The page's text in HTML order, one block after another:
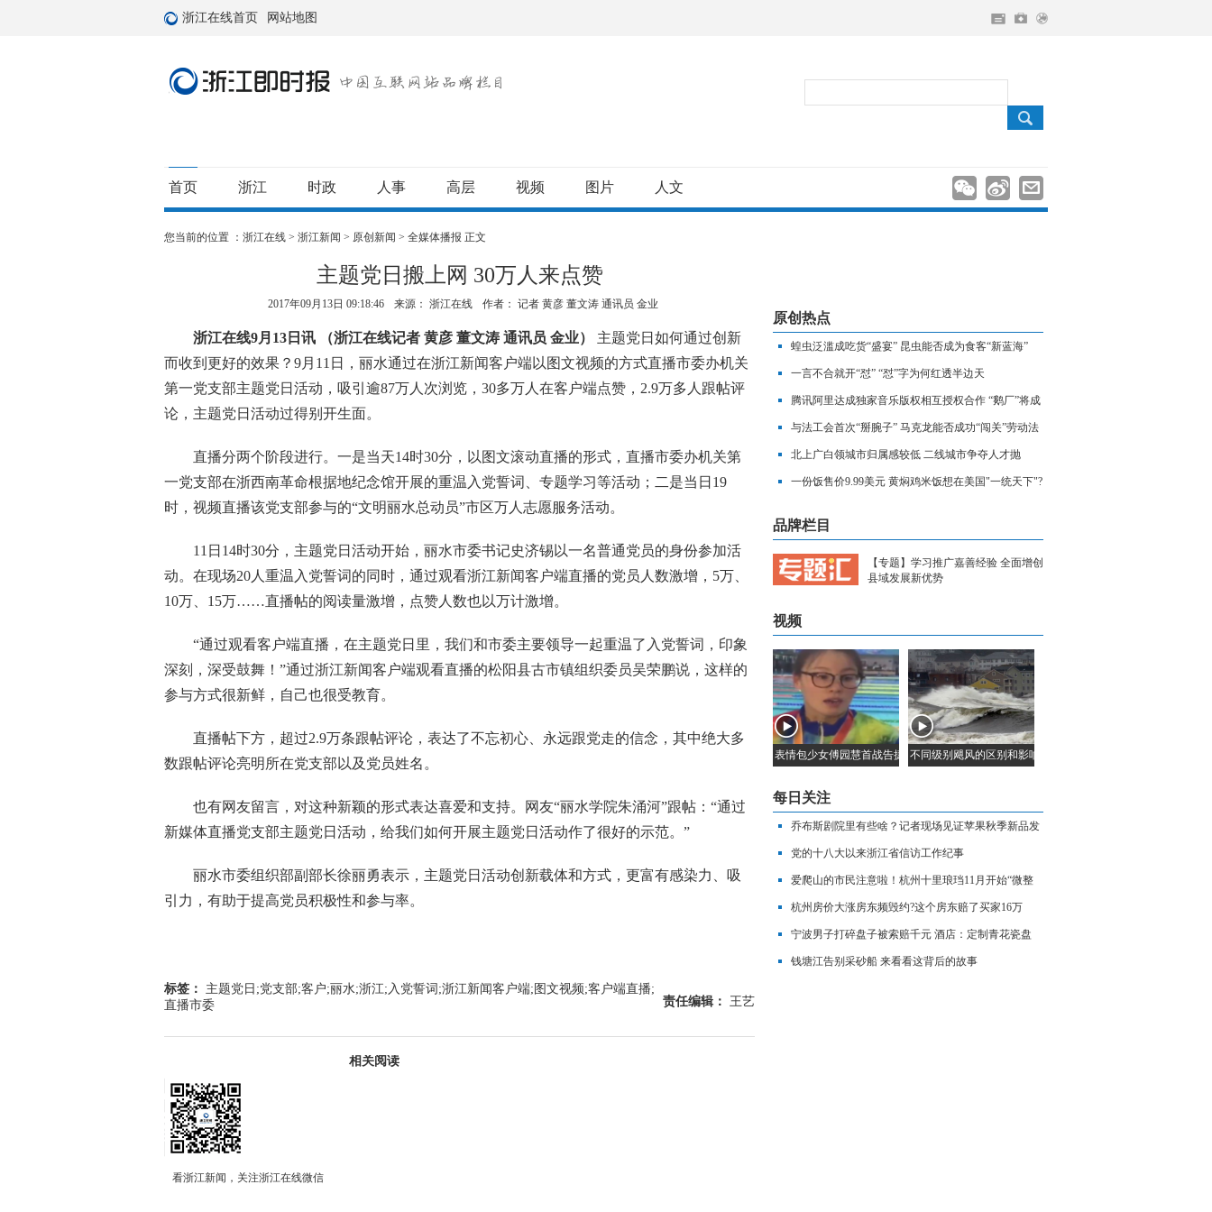
浙江在线首页 网站地图
首页 浙江 时政 人事 高层 视频 图片 人文
您当前的位置 ： 浙江在线 > 浙江新闻 > 原创新闻 > 全媒体播报 正文
主题党日搬上网 30万人来点赞
2017年09月13日 09:18:46 来源： 浙江在线 作者： 记者 黄彦 董文涛 通讯员 金业
浙江在线9月13日讯 （浙江在线记者 黄彦 董文涛 通讯员 金业）
主题党日如何通过创新
而收到更好的效果？9月11日，丽水通过在浙江新闻客户端以图文视频的方式直播市委办机关
第一党支部主题党日活动，吸引逾87万人次浏览，30多万人在客户端点赞，2.9万多人跟帖评
论，主题党日活动过得别开生面。
直播分两个阶段进行。一是当天14时30分，以图文滚动直播的形式，直播市委办机关第
一党支部在浙西南革命根据地纪念馆开展的重温入党誓词、专题学习等活动；二是当日19
时，视频直播该党支部参与的“文明丽水总动员”市区万人志愿服务活动。
11日14时30分，主题党日活动开始，丽水市委书记史济锡以一名普通党员的身份参加活
动。在现场20人重温入党誓词的同时，通过观看浙江新闻客户端直播的党员人数激增，5万、
10万、15万……直播帖的阅读量激增，点赞人数也以万计激增。
“通过观看客户端直播，在主题党日里，我们和市委主要领导一起重温了入党誓词，印象
深刻，深受鼓舞！”通过浙江新闻客户端观看直播的松阳县古市镇组织委员吴荣鹏说，这样的
参与方式很新鲜，自己也很受教育。
直播帖下方，超过2.9万条跟帖评论，表达了不忘初心、永远跟党走的信念，其中绝大多
数跟帖评论亮明所在党支部以及党员姓名。
也有网友留言，对这种新颖的形式表达喜爱和支持。网友“丽水学院朱涌河”跟帖：“通过
新媒体直播党支部主题党日活动，给我们如何开展主题党日活动作了很好的示范。”
丽水市委组织部副部长徐丽勇表示，主题党日活动创新载体和方式，更富有感染力、吸
引力，有助于提高党员积极性和参与率。
责任编辑： 王艺
标签：
主题党日;党支部;客户;丽水;浙江;入党誓词;浙江新闻客户端;图文视频;客户端直播;
直播市委
看浙江新闻，关注浙江在线微信
相关阅读
原创热点
蝗虫泛滥成吃货“盛宴” 昆虫能否成为食客“新蓝海”
一言不合就开“怼” “怼”字为何红透半边天
腾讯阿里达成独家音乐版权相互授权合作 “鹅厂”将成
下一个滴滴？
与法工会首次“掰腕子” 马克龙能否成功“闯关”劳动法
改革
北上广白领城市归属感较低 二线城市争夺人才抛
出“橄榄枝”
一份饭售价9.99美元 黄焖鸡米饭想在美国"一统天下"?
品牌栏目
【专题】学习推广嘉善经验 全面增创
县域发展新优势
视频
表情包少女傅园慧首战告捷 我想吃火锅不同级别飓风的区别和影响
每日关注
乔布斯剧院里有些啥？记者现场见证苹果秋季新品发
布会
党的十八大以来浙江省信访工作纪事
爱爬山的市民注意啦！杭州十里琅珰11月开始“微整
形”
杭州房价大涨房东频毁约?这个房东赔了买家16万
宁波男子打碎盘子被索赔千元 酒店：定制青花瓷盘
钱塘江告别采砂船 来看看这背后的故事